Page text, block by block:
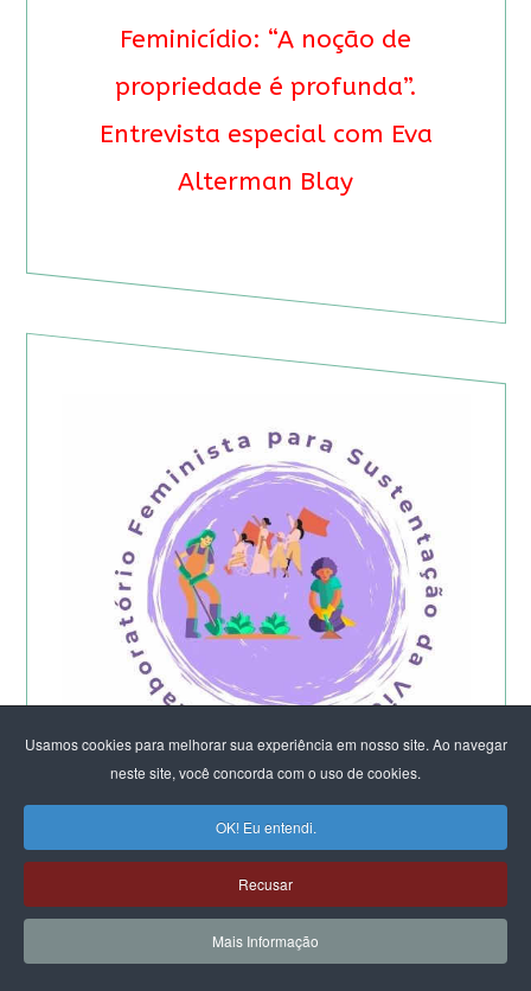
Usamos cookies para melhorar sua experiência em nosso site. Ao navegar
neste site, você concorda com o uso de cookies.
OK! Eu entendi.
Recusar
Mais Informação
Feminicídio: “A noção de
propriedade é profunda”.
Entrevista especial com Eva
Alterman Blay
Começa a etapa presencial do
Laboratório Feminista do DF e Entorno -
2026